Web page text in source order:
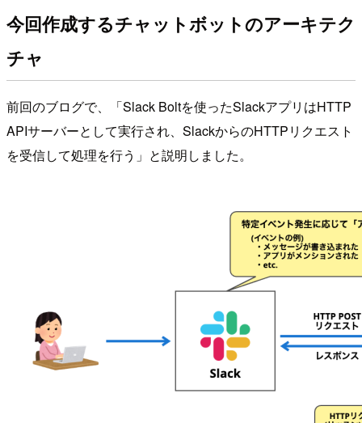
今回作成するチャットボットのアーキテク
チャ
前回のブログで、「Slack Boltを使ったSlackアプリはHTTP
APIサーバーとして実行され、SlackからのHTTPリクエスト
を受信して処理を行う」と説明しました。